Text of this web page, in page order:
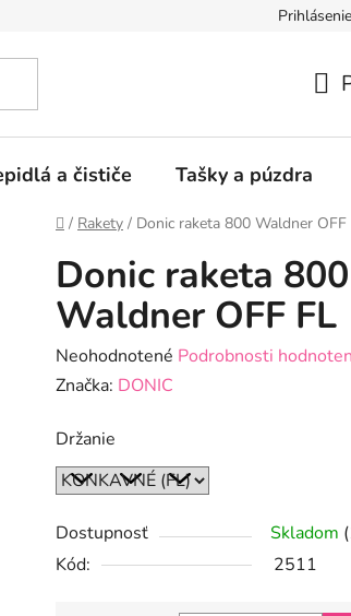
Prihlásenie
a čističe Tašky a púzdra
Domov
/ Rakety / Donic raketa 800 Waldner OFF
Donic raketa 800
Waldner OFF FL
Priemerné
hodnotenie
je
0,0
z
5
hviezdičiek.
Neohodnotené Podrobnosti
Značka: DONIC
Držanie
Dostupnosť Skladom
Kód:
2511